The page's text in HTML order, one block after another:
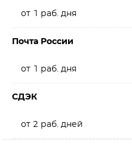
от 1 раб. дня
Почта России
от 1 раб. дня
СДЭК
от 2 раб. дней